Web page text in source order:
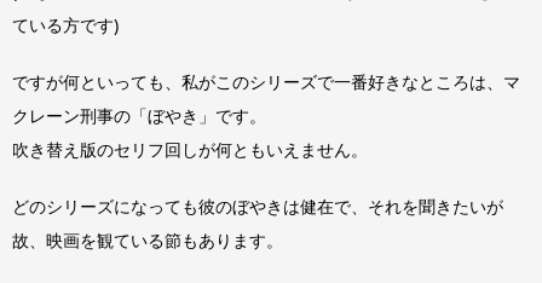
ている方です)
ですが何といっても、私がこのシリーズで一番好きなところは、マ
クレーン刑事の「ぼやき」です。
吹き替え版のセリフ回しが何ともいえません。
どのシリーズになっても彼のぼやきは健在で、それを聞きたいが
故、映画を観ている節もあります。